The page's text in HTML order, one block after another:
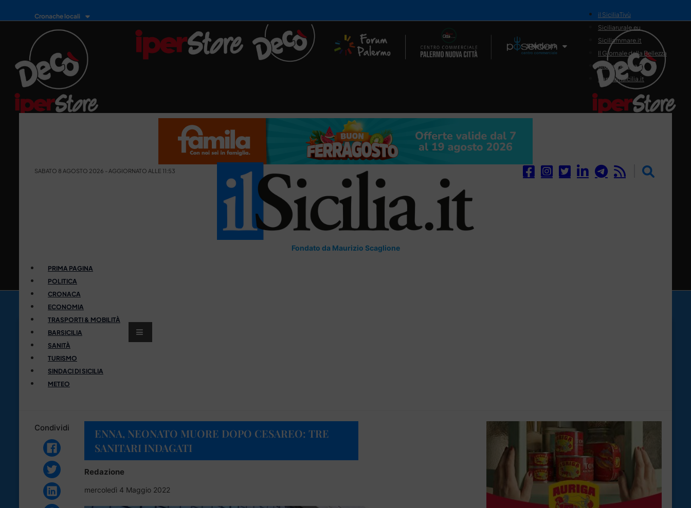
Cronache locali
Il Network
il SiciliaTivù
Siciliarurale.eu
Siciliammare.it
Il Giornale della Bellezza
Siciliamedica.it
Sanitainsicilia.it
SABATO 8 AGOSTO 2026 - AGGIORNATO ALLE 11:53
Fondato da Maurizio Scaglione
PRIMA PAGINA
POLITICA
CRONACA
ECONOMIA
TRASPORTI & MOBILITÀ
BARSICILIA
SANITÀ
TURISMO
SINDACI DI SICILIA
METEO
Condividi
ENNA, NEONATO MUORE DOPO CESAREO: TRE
SANITARI INDAGATI
Redazione
mercoledì 4 Maggio 2022